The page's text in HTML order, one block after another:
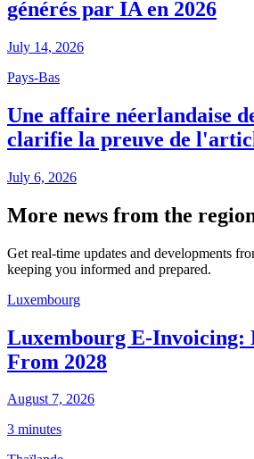
générés par IA en 2026
July 14, 2026
Pays-Bas
Une affaire néerlandaise
clarifie la preuve de
July 6, 2026
More news from the
Get real-time updates and developments
keeping you informed and prepared.
Luxembourg
Luxembourg E-Invoicing:
From 2028
August 7, 2026
3 minutes